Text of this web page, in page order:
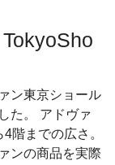
ン東京ショール
た。 アドヴァ
階までの広さ。
ンの商品を実際